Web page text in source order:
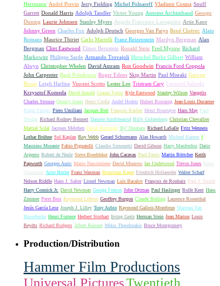
Herrmann André Previn Jerry Fielding Michel Polnareff Vladimir Cosma Snuff
Garrett Donald Harris Adolph Tandler Victor Young Antoine Archimbaud George
Duning Laurie Johnson Stanley Myers Angelo Francesco Lavagnino Artie Kane
Johnny Green Charles Fox Adolph Deutsch Georges Van Parys René Cloërec Alain
Romans Maurice Thiriet Carlo Martelli Franz Reizenstein Marilyn Bergman Alan
Bergman Clint Eastwood Elmer Bernstein Ronald Stein Fred Myrow Richard
Markowitz Philippe Sarde Armando Trovajoli Herschel Burke Gilbert William
Alwyn Christopher Whelen David Amram Ron Goodwin Francis Ford Coppola
John Carpenter Basil Poledouris Roger Edens Skip Martin Paul Misraki George
Bruns Leigh Harline Vincent Scotto Lester Lee Tristram Cary
Leonard Salzedo
Krzysztof Komeda David Arnold Gianni Ferrio Kyle Eastwood Stanley Wilson Vangelis
Charles Strouse Quincy Jones Henri Crolla André Hodeir Hubert Rostaing Jean-Louis Ducarme
Ralph Ferraro Piero Umiliani Jacques Brel François Rauber Henri Bourtayre Hans May Paul
Dunlap Richard Rodney Bennett Daniele Amfitheatrof Billy Goldenberg Christian Chevallier
Martial Solal Jacques Métehen David Buttolph 'By' Dunham Richard LaSalle Fritz Wenneis
Lothar Brühne Sol Kaplan Roy Webb Gerard Schurmann Alan Howarth Michael Kamen f
Massimo Morante Fabio Pignatelli Claudio Simonetti David Gibson Harry Manfredini Dario
Argento Robert de Nesle Steve Boeddeker John Cacavas Paul Ferris Martin Böttcher Keith
Papworth Georges Auric Mario Nascimbene David Munrow Ian Underwood Trevor Jones
Remi
Gassmann Artie Butler Franz Waxman Bronislau Kaper Friedrich Hollaender Walter Scharf
Nelson Riddle Hans J. Salter Lionel Newman Luis Bacalov François de Roubaix Paul J. Smith
Harry Connick Jr. David Newman George Fenton John Ottman Paul Haslinger Rolfe Kent Hans
Zimmer Peter Best Raymond Lefevre Geoffrey Burgon Claude Bolling Laurence Rosenthal
Jesús García Leoz Joseph J. Lilley Tony Aubin Raymond Gallois-Montbrun Marceau Van
Hoorebecke Henri Forterre Herbert Stothart Irving Gertz Herman Stein Jean Marion Louis
Beydts Richard Rodgers Albert Raisner Mikis Theodorakis Bruce Montgomery
Production/Distribution
Hammer Film Productions
Universal PicturesTwentieth